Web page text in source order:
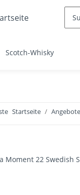
Scotch-Whisky
Startseite Angebote